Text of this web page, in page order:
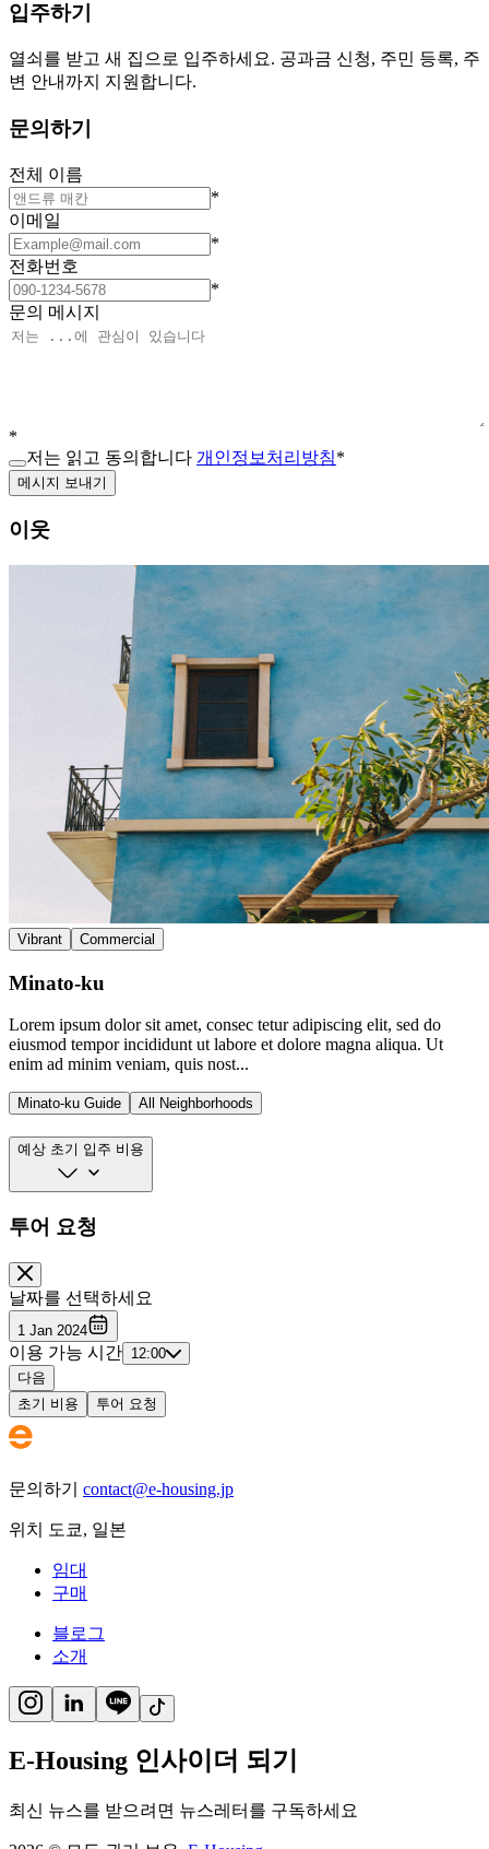
입주하기
열쇠를 받고 새 집으로 입주하세요. 공과금 신청, 주민 등록, 주
변 안내까지 지원합니다.
문의하기
전체 이름
*
이메일
*
전화번호
*
문의 메시지
*
저는 읽고 동의합니다 개인정보처리방침*
메시지 보내기
이웃
Vibrant Commercial
Minato-ku
Lorem ipsum dolor sit amet, consec tetur adipiscing elit, sed do
eiusmod tempor incididunt ut labore et dolore magna aliqua. Ut
enim ad minim veniam, quis nost...
Minato-ku Guide All Neighborhoods
예상 초기 입주 비용
투어 요청
날짜를 선택하세요
1 Jan 2024
이용 가능 시간 12:00
다음
초기 비용
투어 요청
문의하기 contact@e-housing.jp
위치 도쿄, 일본
임대
구매
블로그
소개
E-Housing 인사이더 되기
최신 뉴스를 받으려면 뉴스레터를 구독하세요